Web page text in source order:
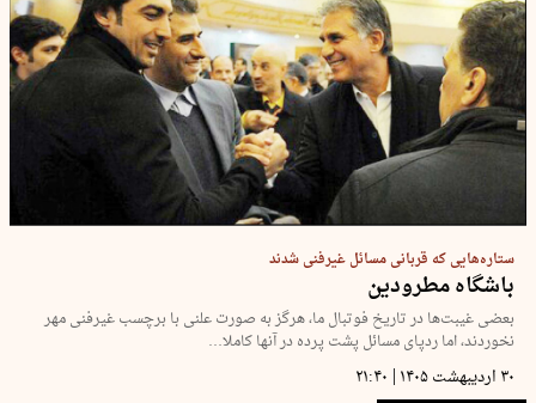
ستاره‌هایی که قربانی مسائل غیرفنی شدند
باشگاه مطرودین
بعضی غیبت‌ها در تاریخ فوتبال ما، هرگز به صورت علنی با برچسب غیرفنی مهر
نخوردند، اما ردپای مسائل پشت پرده در آنها کاملا…
۳۰ اردیبهشت ۱۴۰۵ | ۲۱:۴۰